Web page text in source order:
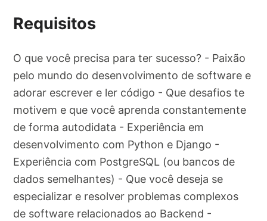
Requisitos
O que você precisa para ter sucesso? - Paixão
pelo mundo do desenvolvimento de software e
adorar escrever e ler código - Que desafios te
motivem e que você aprenda constantemente
de forma autodidata - Experiência em
desenvolvimento com Python e Django -
Experiência com PostgreSQL (ou bancos de
dados semelhantes) - Que você deseja se
especializar e resolver problemas complexos
de software relacionados ao Backend -